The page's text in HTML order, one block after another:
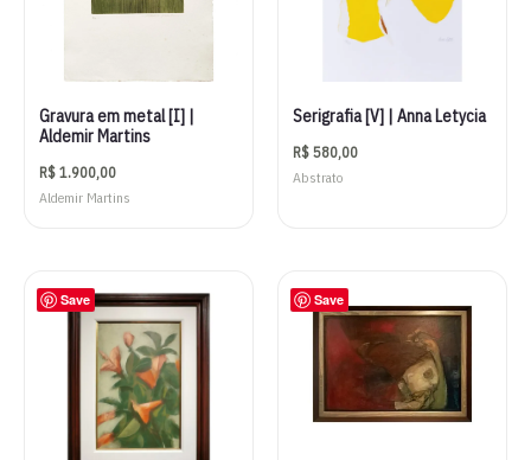
Gravura em metal [I] |
Aldemir Martins
R$1.900,00
Aldemir Martins
Serigrafia [V] | Anna Letycia
R$580,00
Abstrato
Save Save